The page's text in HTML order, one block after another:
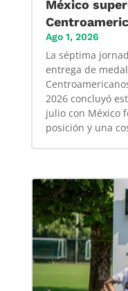
México
Ago 1, 2026
La séptima
entrega de
2026 concluyó
julio con México
posición y una